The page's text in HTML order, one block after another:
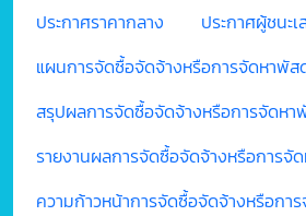
ประกาศราคากลาง
ประกาศผู้ชนะ
แผนการจัดซื้อจัดจ้างหรือการจัดหาพัส
สรุปผลการจัดซื้อจัดจ้างหรือการจัดหา
รายงานผลการจัดซื้อจัดจ้างหรือการจั
ความก้าวหน้าการจัดซื้อจัดจ้างหรือกา